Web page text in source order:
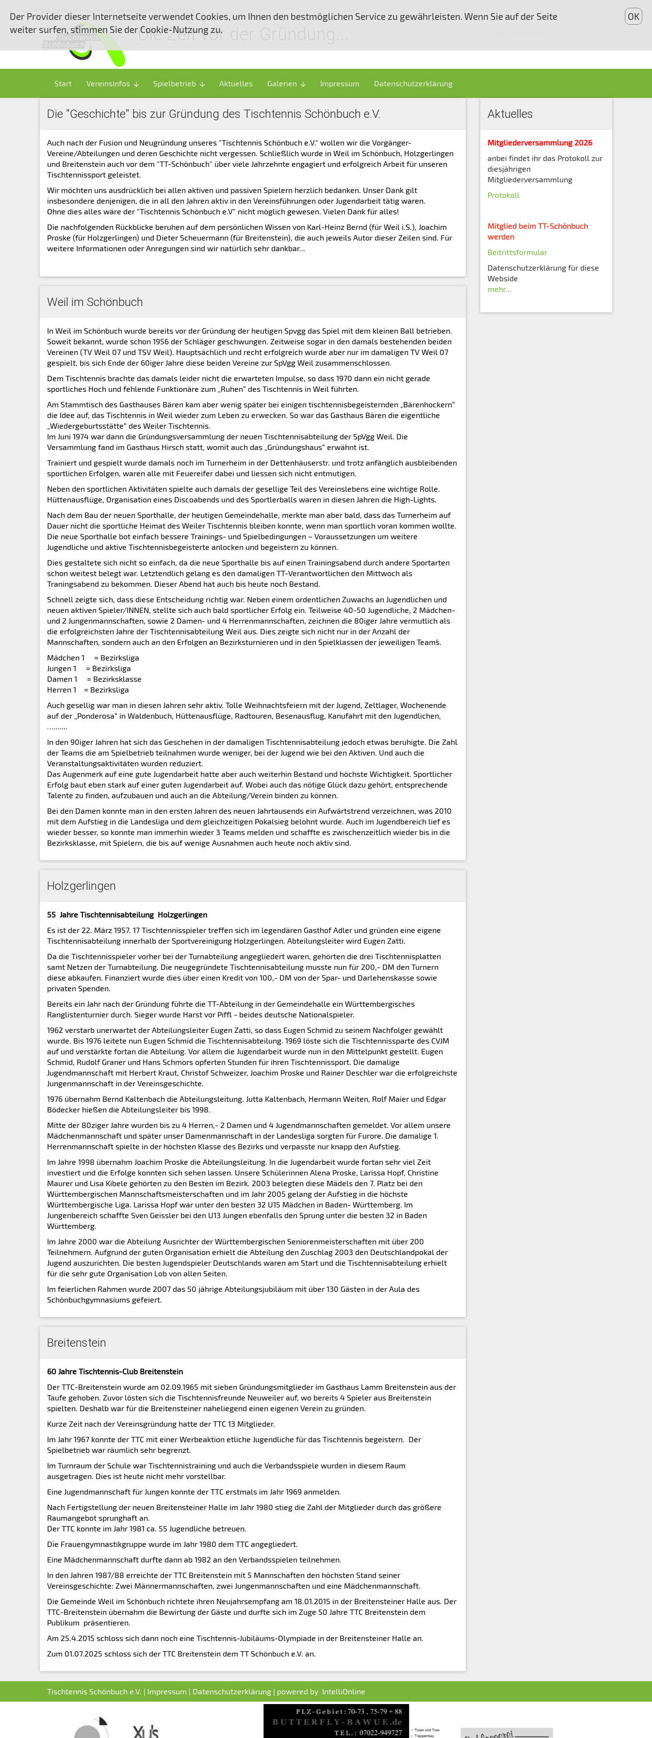
Die Zeit vor der Gründung...
Start Vereinsinfos arrow_downward Spielbetrieb arrow_downward Aktuelles Galerien arrow_downward Impressum Datenschutzerklärung
Die "Geschichte" bis zur Gründung des Tischtennis Schönbuch e.V.
Auch nach der Fusion und Neugründung unseres "Tischtennis Schönbuch e.V." wollen wir die Vorgänger-
Vereine/Abteilungen und deren Geschichte nicht vergessen. Schließlich wurde in Weil im Schönbuch, Holzgerlingen
und Breitenstein auch vor dem "TT-Schönbuch" über viele Jahrzehnte engagiert und erfolgreich Arbeit für unseren
Tischtennissport geleistet.
Wir möchten uns ausdrücklich bei allen aktiven und passiven Spielern herzlich bedanken. Unser Dank gilt
insbesondere denjenigen, die in all den Jahren aktiv in den Vereinsführungen oder Jugendarbeit tätig waren.
Ohne dies alles wäre der "Tischtennis Schönbuch e.V" nicht möglich gewesen. Vielen Dank für alles!
Die nachfolgenden Rückblicke beruhen auf dem persönlichen Wissen von Karl-Heinz Bernd (für Weil i.S.), Joachim
Proske (für Holzgerlingen) und Dieter Scheuermann (für Breitenstein), die auch jeweils Autor dieser Zeilen sind. Für
weitere Informationen oder Anregungen sind wir natürlich sehr dankbar...
Weil im Schönbuch
In Weil im Schönbuch wurde bereits vor der Gründung der heutigen Spvgg das Spiel mit dem kleinen Ball betrieben.
Soweit bekannt, wurde schon 1956 der Schläger geschwungen. Zeitweise sogar in den damals bestehenden beiden
Vereinen (TV Weil 07 und TSV Weil). Hauptsächlich und recht erfolgreich wurde aber nur im damaligen TV Weil 07
gespielt, bis sich Ende der 60iger Jahre diese beiden Vereine zur SpVgg Weil zusammenschlossen.
Dem Tischtennis brachte das damals leider nicht die erwarteten Impulse, so dass 1970 dann ein nicht gerade
sportliches Hoch und fehlende Funktionäre zum „Ruhen“ des Tischtennis in Weil führten.
Am Stammtisch des Gasthauses Bären kam aber wenig später bei einigen tischtennisbegeisternden „Bärenhockern“
die Idee auf, das Tischtennis in Weil wieder zum Leben zu erwecken. So war das Gasthaus Bären die eigentliche
„Wiedergeburtsstätte“ des Weiler Tischtennis.
Im Juni 1974 war dann die Gründungsversammlung der neuen Tischtennisabteilung der SpVgg Weil. Die
Versammlung fand im Gasthaus Hirsch statt, womit auch das „Gründungshaus“ erwähnt ist.
Trainiert und gespielt wurde damals noch im Turnerheim in der Dettenhäuserstr. und trotz anfänglich ausbleibenden
sportlichen Erfolgen, waren alle mit Feuereifer dabei und liessen sich nicht entmutigen.
Neben den sportlichen Aktivitäten spielte auch damals der gesellige Teil des Vereinslebens eine wichtige Rolle.
Hüttenausflüge, Organisation eines Discoabends und des Sportlerballs waren in diesen Jahren die High-Lights.
Nach dem Bau der neuen Sporthalle, der heutigen Gemeindehalle, merkte man aber bald, dass das Turnerheim auf
Dauer nicht die sportliche Heimat des Weiler Tischtennis bleiben konnte, wenn man sportlich voran kommen wollte.
Die neue Sporthalle bot einfach bessere Trainings- und Spielbedingungen – Voraussetzungen um weitere
Jugendliche und aktive Tischtennisbegeisterte anlocken und begeistern zu können.
Dies gestaltete sich nicht so einfach, da die neue Sporthalle bis auf einen Trainingsabend durch andere Sportarten
schon weitest belegt war. Letztendlich gelang es den damaligen TT-Verantwortlichen den Mittwoch als
Traningsabend zu bekommen. Dieser Abend hat auch bis heute noch Bestand.
Schnell zeigte sich, dass diese Entscheidung richtig war. Neben einem ordentlichen Zuwachs an Jugendlichen und
neuen aktiven Spieler/INNEN, stellte sich auch bald sportlicher Erfolg ein. Teilweise 40-50 Jugendliche, 2 Mädchen-
und 2 Jungenmannschaften, sowie 2 Damen- und 4 Herrenmannschaften, zeichnen die 80iger Jahre vermutlich als
die erfolgreichsten Jahre der Tischtennisabteilung Weil aus. Dies zeigte sich nicht nur in der Anzahl der
Mannschaften, sondern auch an den Erfolgen an Bezirksturnieren und in den Spielklassen der jeweiligen Team´s.
Mädchen 1 = Bezirksliga
Jungen 1 = Bezirksliga
Damen 1 = Bezirksklasse
Herren 1 = Bezirksliga
Auch gesellig war man in diesen Jahren sehr aktiv. Tolle Weihnachtsfeiern mit der Jugend, Zeltlager, Wochenende
auf der „Ponderosa“ in Waldenbuch, Hüttenausflüge, Radtouren, Besenausflug, Kanufahrt mit den Jugendlichen,
….......
In den 90iger Jahren hat sich das Geschehen in der damaligen Tischtennisabteilung jedoch etwas beruhigte. Die Zahl
der Teams die am Spielbetrieb teilnahmen wurde weniger, bei der Jugend wie bei den Aktiven. Und auch die
Veranstaltungsaktivitäten wurden reduziert.
Das Augenmerk auf eine gute Jugendarbeit hatte aber auch weiterhin Bestand und höchste Wichtigkeit. Sportlicher
Erfolg baut eben stark auf einer guten Jugendarbeit auf. Wobei auch das nötige Glück dazu gehört, entsprechende
Talente zu finden, aufzubauen und auch an die Abteilung/Verein binden zu können.
Bei den Damen konnte man in den ersten Jahren des neuen Jahrtausends ein Aufwärtstrend verzeichnen, was 2010
mit dem Aufstieg in die Landesliga und dem gleichzeitigen Pokalsieg belohnt wurde. Auch im Jugendbereich lief es
wieder besser, so konnte man immerhin wieder 3 Teams melden und schaffte es zwischenzeitlich wieder bis in die
Bezirksklasse, mit Spielern, die bis auf wenige Ausnahmen auch heute noch aktiv sind.
Holzgerlingen
55 Jahre Tischtennisabteilung Holzgerlingen
Es ist der 22. März 1957. 17 Tischtennisspieler treffen sich im legendären Gasthof Adler und gründen eine eigene
Tischtennisabteilung innerhalb der Sportvereinigung Holzgerlingen. Abteilungsleiter wird Eugen Zatti.
Da die Tischtennisspieler vorher bei der Turnabteilung angegliedert waren, gehörten die drei Tischtennisplatten
samt Netzen der Turnabteilung. Die neugegründete Tischtennisabteilung musste nun für 200,- DM den Turnern
diese abkaufen. Finanziert wurde dies über einen Kredit von 100,- DM von der Spar- und Darlehenskasse sowie
privaten Spenden.
Bereits ein Jahr nach der Gründung führte die TT-Abteilung in der Gemeindehalle ein Württembergisches
Ranglistenturnier durch. Sieger wurde Harst vor Piffl - beides deutsche Nationalspieler.
1962 verstarb unerwartet der Abteilungsleiter Eugen Zatti, so dass Eugen Schmid zu seinem Nachfolger gewählt
wurde. Bis 1976 leitete nun Eugen Schmid die Tischtennisabteilung. 1969 löste sich die Tischtennissparte des CVJM
auf und verstärkte fortan die Abteilung. Vor allem die Jugendarbeit wurde nun in den Mittelpunkt gestellt. Eugen
Schmid, Rudolf Graner und Hans Schmors opferten Stunden für ihren Tischtennissport. Die damalige
Jugendmannschaft mit Herbert Kraut, Christof Schweizer, Joachim Proske und Rainer Deschler war die erfolgreichste
Jungenmannschaft in der Vereinsgeschichte.
1976 übernahm Bernd Kaltenbach die Abteilungsleitung. Jutta Kaltenbach, Hermann Weiten, Rolf Maier und Edgar
Bödecker hießen die Abteilungsleiter bis 1998.
Mitte der 80ziger Jahre wurden bis zu 4 Herren,- 2 Damen und 4 Jugendmannschaften gemeldet. Vor allem unsere
Mädchenmannschaft und später unser Damenmannschaft in der Landesliga sorgten für Furore. Die damalige 1.
Herrenmannschaft spielte in der höchsten Klasse des Bezirks und verpasste nur knapp den Aufstieg.
Im Jahre 1998 übernahm Joachim Proske die Abteilungsleitung. In die Jugendarbeit wurde fortan sehr viel Zeit
investiert und die Erfolge konnten sich sehen lassen. Unsere Schülerinnen Alena Proske, Larissa Hopf, Christine
Maurer und Lisa Kibele gehörten zu den Besten im Bezirk. 2003 belegten diese Mädels den 7. Platz bei den
Württembergischen Mannschaftsmeisterschaften und im Jahr 2005 gelang der Aufstieg in die höchste
Württembergische Liga. Larissa Hopf war unter den besten 32 U15 Mädchen in Baden- Württemberg. Im
Jungenbereich schaffte Sven Geissler bei den U13 Jungen ebenfalls den Sprung unter die besten 32 in Baden
Württemberg.
Im Jahre 2000 war die Abteilung Ausrichter der Württembergischen Seniorenmeisterschaften mit über 200
Teilnehmern. Aufgrund der guten Organisation erhielt die Abteilung den Zuschlag 2003 den Deutschlandpokal der
Jugend auszurichten. Die besten Jugendspieler Deutschlands waren am Start und die Tischtennisabteilung erhielt
für die sehr gute Organisation Lob von allen Seiten.
Im feierlichen Rahmen wurde 2007 das 50 jährige Abteilungsjubiläum mit über 130 Gästen in der Aula des
Schönbuchgymnasiums gefeiert.
Breitenstein
60 Jahre Tischtennis-Club Breitenstein
Der TTC-Breitenstein wurde am 02.09.1965 mit sieben Gründungsmitglieder im Gasthaus Lamm Breitenstein aus der
Taufe gehoben. Zuvor lösten sich die Tischtennisfreunde Neuweiler auf, wo bereits 4 Spieler aus Breitenstein
spielten. Deshalb war für die Breitensteiner naheliegend einen eigenen Verein zu gründen.
Kurze Zeit nach der Vereinsgründung hatte der TTC 13 Mitglieder.
Im Jahr 1967 konnte der TTC mit einer Werbeaktion etliche Jugendliche für das Tischtennis begeistern. Der
Spielbetrieb war räumlich sehr begrenzt.
Im Turnraum der Schule war Tischtennistraining und auch die Verbandsspiele wurden in diesem Raum
ausgetragen. Dies ist heute nicht mehr vorstellbar.
Eine Jugendmannschaft für Jungen konnte der TTC erstmals im Jahr 1969 anmelden.
Nach Fertigstellung der neuen Breitensteiner Halle im Jahr 1980 stieg die Zahl der Mitglieder durch das größere
Raumangebot sprunghaft an.
Der TTC konnte im Jahr 1981 ca. 55 Jugendliche betreuen.
Die Frauengymnastikgruppe wurde im Jahr 1980 dem TTC angegliedert.
Eine Mädchenmannschaft durfte dann ab 1982 an den Verbandsspielen teilnehmen.
In den Jahren 1987/88 erreichte der TTC Breitenstein mit 5 Mannschaften den höchsten Stand seiner
Vereinsgeschichte: Zwei Männermannschaften, zwei Jungenmannschaften und eine Mädchenmannschaft.
Die Gemeinde Weil im Schönbuch richtete ihren Neujahrsempfang am 18.01.2015 in der Breitensteiner Halle aus. Der
TTC-Breitenstein übernahm die Bewirtung der Gäste und durfte sich im Zuge 50 Jahre TTC Breitenstein dem
Publikum präsentieren.
Am 25.4.2015 schloss sich dann noch eine Tischtennis-Jubiläums-Olympiade in der Breitensteiner Halle an.
Zum 01.07.2025 schloss sich der TTC Breitenstein dem TT Schönbuch e.V. an.
Aktuelles
Mitgliederversammlung 2026
anbei findet ihr das Protokoll zur
diesjährigen
Mitgliederversammlung
Protokoll
Mitglied beim TT-Schönbuch
werden
Beitrittsformular
Datenschutzerklärung für diese
Webside
mehr...
Tischtennis Schönbuch e.V. | Impressum | Datenschutzerklärung | powered by IntelliOnline
Der Provider dieser Internetseite verwendet Cookies, um Ihnen den bestmöglichen Service zu gewährleisten. Wenn Sie auf der Seite
weiter surfen, stimmen Sie der Cookie-Nutzung zu.
OK